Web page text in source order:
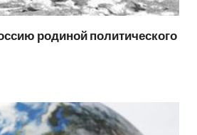
родиной политического